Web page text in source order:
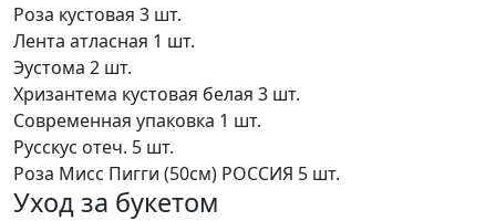
Роза кустовая 3 шт.
Лента атласная 1 шт.
Эустома 2 шт.
Хризантема кустовая белая 3 шт.
Современная упаковка 1 шт.
Русскус отеч. 5 шт.
Роза Мисс Пигги (50см) РОССИЯ 5 шт.
Уход за букетом